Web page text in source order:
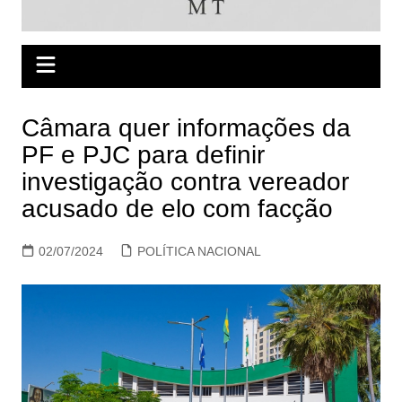
Câmara quer informações da
PF e PJC para definir
investigação contra vereador
acusado de elo com facção
02/07/2024 POLÍTICA NACIONAL